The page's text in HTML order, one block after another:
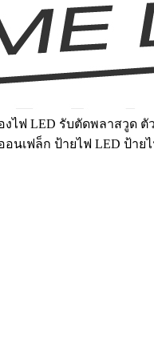
ฟ LED รับตัดพลาสวูด
นเฟล็ก ป้ายไฟ LED ป้า